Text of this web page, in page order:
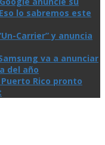
lo sabremos este
Carrier” y anuncia
va a anunciar
del año
Rico pronto